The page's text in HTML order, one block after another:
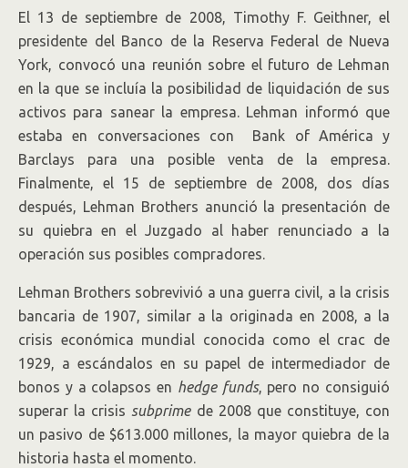
El 13 de septiembre de 2008, Timothy F. Geithner, el
presidente del Banco de la Reserva Federal de Nueva
York, convocó una reunión sobre el futuro de Lehman
en la que se incluía la posibilidad de liquidación de sus
activos para sanear la empresa. Lehman informó que
estaba en conversaciones con Bank of América y
Barclays para una posible venta de la empresa.
Finalmente, el 15 de septiembre de 2008, dos días
después, Lehman Brothers anunció la presentación de
su quiebra en el Juzgado al haber renunciado a la
operación sus posibles compradores.
Lehman Brothers sobrevivió a una guerra civil, a la crisis
bancaria de 1907, similar a la originada en 2008, a la
crisis económica mundial conocida como el crac de
1929, a escándalos en su papel de intermediador de
bonos y a colapsos en hedge funds, pero no consiguió
superar la crisis subprimede 2008 que constituye, con
un pasivo de $613.000 millones, la mayor quiebra de la
historia hasta el momento.